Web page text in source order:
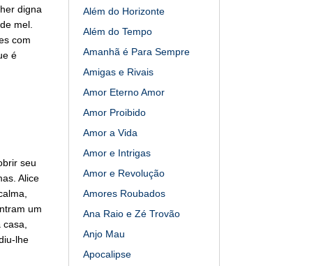
digna
mel.
com
é
seu
Alice
um
lhe
Além do Horizonte
Além do Tempo
Amanhã é Para Sempre
Amigas e Rivais
Amor Eterno Amor
Amor Proibido
Amor a Vida
Amor e Intrigas
Amor e Revolução
Amores Roubados
Ana Raio e Zé Trovão
Anjo Mau
Apocalipse